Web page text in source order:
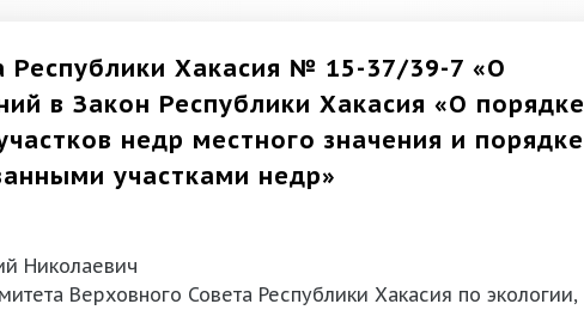
Республики Хакасия № 15-37/39-7 «О
в Закон Республики Хакасия «О порядке
недр местного значения и порядке
участками недр»
Николаевич
Верховного Совета Республики Хакасия по экологии,